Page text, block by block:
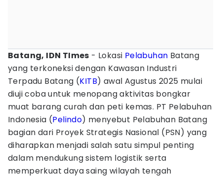
Batang, IDN TImes - Lokasi Pelabuhan Batang
yang terkoneksi dengan Kawasan Industri
Terpadu Batang (KITB) awal Agustus 2025 mulai
diuji coba untuk menopang aktivitas bongkar
muat barang curah dan peti kemas. PT Pelabuhan
Indonesia (Pelindo) menyebut Pelabuhan Batang
bagian dari Proyek Strategis Nasional (PSN) yang
diharapkan menjadi salah satu simpul penting
dalam mendukung sistem logistik serta
memperkuat daya saing wilayah tengah